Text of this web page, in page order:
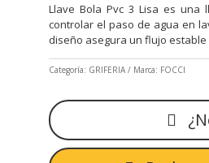
Llave Bola Pvc 3 Lisa es
controlar el paso de agua en
diseño asegura un flujo estable
Categoría: GRIFERIA Marca: FOCCI